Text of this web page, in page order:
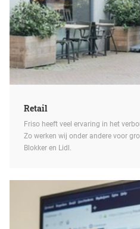
Retail
Friso heeft veel ervaring in het
Zo werken wij onder andere voor
Blokker en Lidl.